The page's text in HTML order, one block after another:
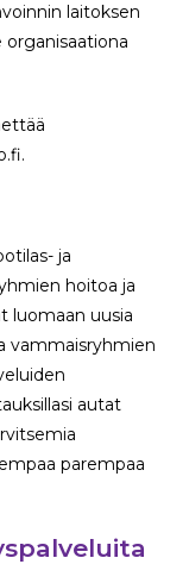
laitoksen
organisaationa
ja
hoitoa ja
luomaan uusia
vammaisryhmien
autat
parempaa